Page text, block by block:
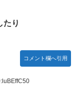
たり
コメント欄へ引用